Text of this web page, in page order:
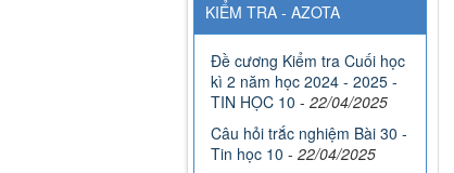
KIỂM TRA - AZOTA
Đề cương Kiểm tra Cuối học
kì 2 năm học 2024 - 2025 -
TIN HỌC 10 - 22/04/2025
Câu hỏi trắc nghiệm Bài 30 -
Tin học 10 - 22/04/2025